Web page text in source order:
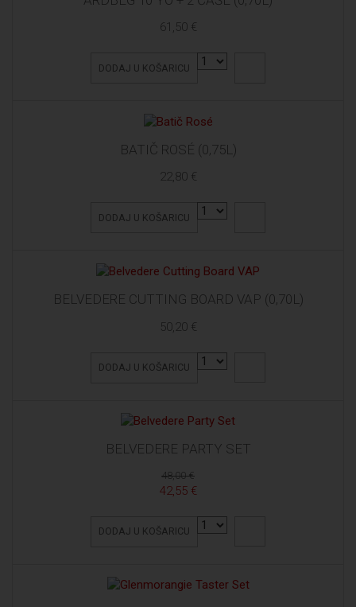
61,50 €
DODAJ U KOŠARICU
BATIČ ROSÉ (0,75L)
22,80 €
DODAJ U KOŠARICU
BELVEDERE CUTTING BOARD VAP (0,70L)
50,20 €
DODAJ U KOŠARICU
BELVEDERE PARTY SET
48,00 €
42,55 €
DODAJ U KOŠARICU